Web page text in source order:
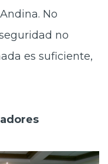
No
no
es suficiente,